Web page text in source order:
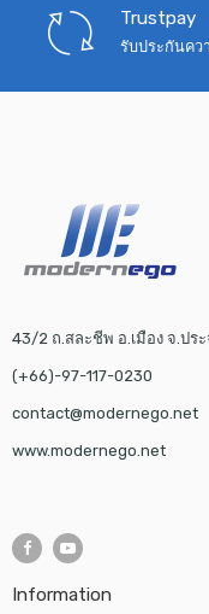
Trustpay
รับประกันคว
43/2 ถ.สละชีพ อ.เมือง จ.ปร
(+66)-97-117-0230
contact@modernego.net
www.modernego.net
Information